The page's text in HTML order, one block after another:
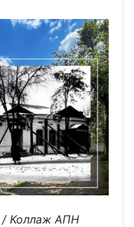
/ Коллаж АПН